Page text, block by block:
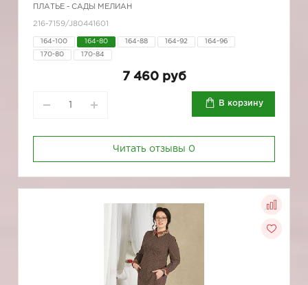
ПЛАТЬЕ - САДЫ МЕЛИАН
216-7159/J80441601
164-100 164-80 164-88 164-92 164-96
170-80 170-84
7 460 руб
В корзину
Читать отзывы 0